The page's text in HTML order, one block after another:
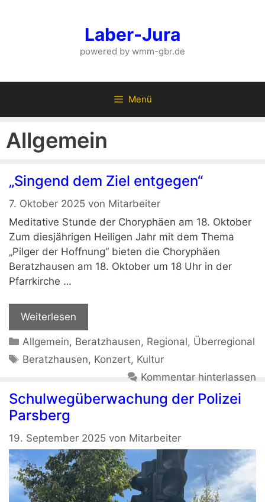
Laber-Jura
powered by wmm-gbr.de
Menü
Allgemein
„Singend dem Ziel entgegen“
7. Oktober 2025 von Mitarbeiter
Meditative Stunde der Choryphäen am 18. Oktober
Zum diesjährigen Heiligen Jahr mit dem Thema
„Pilger der Hoffnung“ bieten die Choryphäen
Beratzhausen am 18. Oktober um 18 Uhr in der
Pfarrkirche …
Weiterlesen
Kategorien
Allgemein, Beratzhausen, Regional, Überregional
Schlagwörter
Beratzhausen, Konzert, Kultur
Kommentar hinterlassen
Schulwegüberwachung der Polizei
Parsberg
19. September 2025 von Mitarbeiter